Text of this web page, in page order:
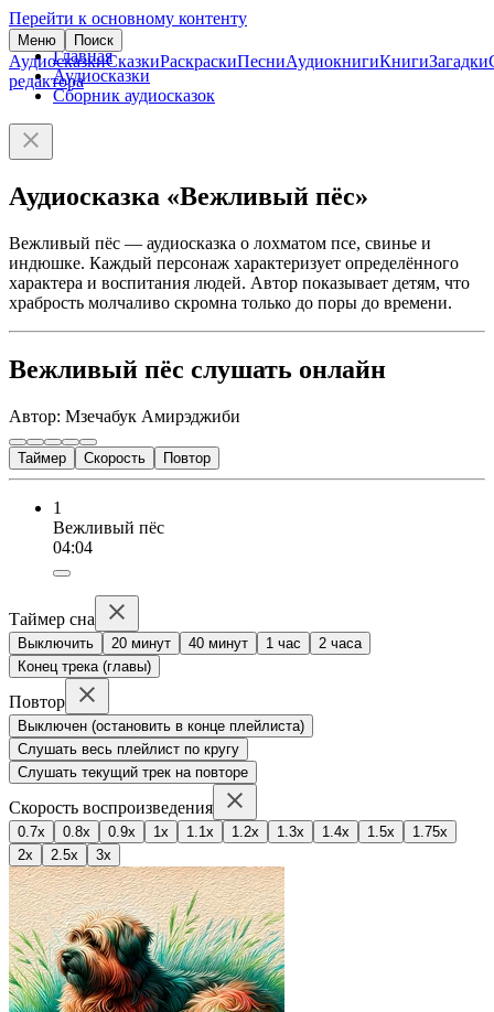
Перейти к основному контенту
Меню Поиск
АудиосказкиСказкиРаскраскиПесниАудиокнигиКнигиЗагадки
редактора
Главная
Аудиосказки
Сборник аудиосказок
Аудиосказка «Вежливый пёс»
Вежливый пёс — аудиосказка о лохматом псе, свинье и
индюшке. Каждый персонаж характеризует определённого
характера и воспитания людей. Автор показывает детям, что
храбрость молчаливо скромна только до поры до времени.
Вежливый пёс слушать онлайн
Автор: Мзечабук Амирэджиби
Таймер Скорость Повтор
1
Вежливый пёс
04:04
Таймер сна
Выключить 20 минут 40 минут 1 час
2 часа
Конец трека (главы)
Повтор
Выключен (остановить в конце плейлиста)
Слушать весь плейлист по кругу
Слушать текущий трек на повторе
Скорость воспроизведения
0.7x 0.8x 0.9x 1x 1.1x 1.2x 1.3x 1.4x 1.5x
1.75x
2x
2.5x 3x